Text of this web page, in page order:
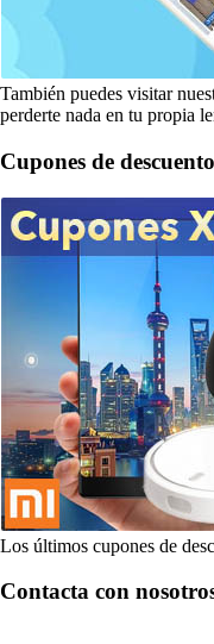
También puedes visitar
perderte nada en tu propia
Cupones de
Los últimos cupones de
Contacta con